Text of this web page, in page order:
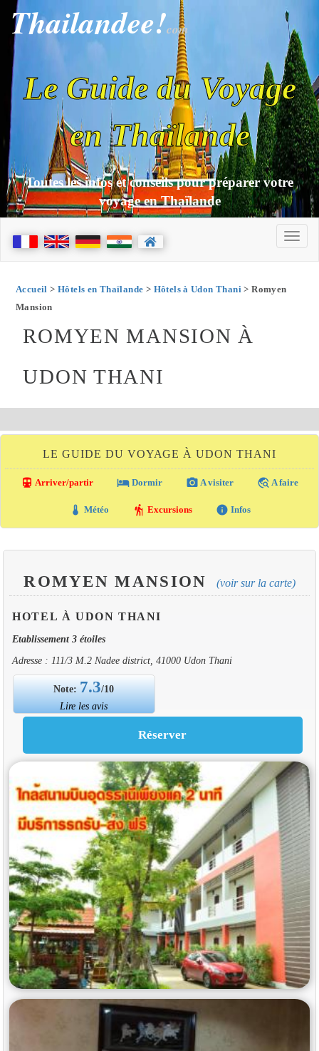
Thailandee!com
Le Guide du Voyage
en Thaïlande
Toutes les infos et conseils pour préparer votre
voyage en Thaïlande
Accueil > Hôtels en Thaïlande > Hôtels à Udon Thani > Romyen
Mansion
ROMYEN MANSION À
UDON THANI
LE GUIDE DU VOYAGE À UDON THANI
directions_transit Arriver/partir local_hotel Dormir photo_camera A visiter travel_explore A faire
thermostat Météo hiking Excursions info Infos
ROMYEN MANSION (voir sur la carte)
HOTEL À UDON THANI
Etablissement 3 étoiles
Adresse : 111/3 M.2 Nadee district, 41000 Udon Thani
Note: 7.3/10
Lire les avis